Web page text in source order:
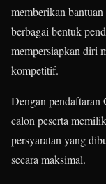
memberikan
berbagai bentuk
mempersiapkan diri
kompetitif.
Dengan pendaftaran
calon peserta
persyaratan yang
secara maksimal.